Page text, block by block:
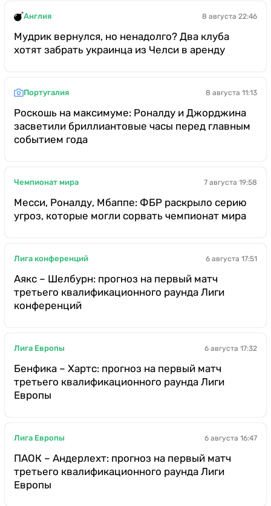
Англия 8 августа 22:46
Мудрик вернулся, но ненадолго? Два клуба
хотят забрать украинца из Челси в аренду
Португалия 8 августа 11:13
Роскошь на максимуме: Роналду и Джорджина
засветили бриллиантовые часы перед главным
событием года
Чемпионат мира 7 августа 19:58
Месси, Роналду, Мбаппе: ФБР раскрыло серию
угроз, которые могли сорвать чемпионат мира
Лига конференций 6 августа 17:51
Аякс – Шелбурн: прогноз на первый матч
третьего квалификационного раунда Лиги
конференций
Лига Европы 6 августа 17:32
Бенфика – Хартс: прогноз на первый матч
третьего квалификационного раунда Лиги
Европы
Лига Европы 6 августа 16:47
ПАОК – Андерлехт: прогноз на первый матч
третьего квалификационного раунда Лиги
Европы